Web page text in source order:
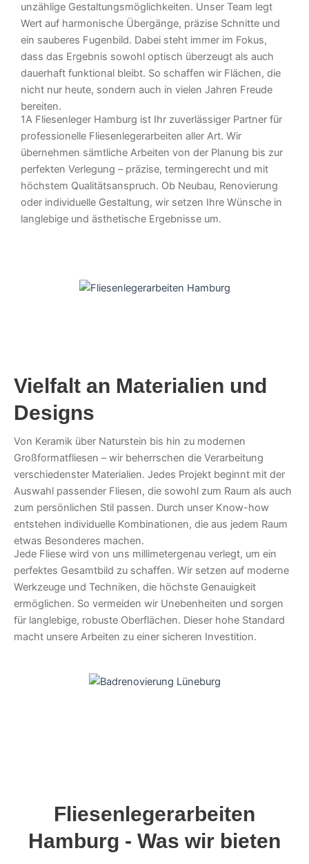
unzählige Gestaltungsmöglichkeiten. Unser Team legt
Wert auf harmonische Übergänge, präzise Schnitte und
ein sauberes Fugenbild. Dabei steht immer im Fokus,
dass das Ergebnis sowohl optisch überzeugt als auch
dauerhaft funktional bleibt. So schaffen wir Flächen, die
nicht nur heute, sondern auch in vielen Jahren Freude
bereiten.
1A Fliesenleger Hamburg ist Ihr zuverlässiger Partner für
professionelle Fliesenlegerarbeiten aller Art. Wir
übernehmen sämtliche Arbeiten von der Planung bis zur
perfekten Verlegung – präzise, termingerecht und mit
höchstem Qualitätsanspruch. Ob Neubau, Renovierung
oder individuelle Gestaltung, wir setzen Ihre Wünsche in
langlebige und ästhetische Ergebnisse um.
Vielfalt an Materialien und
Designs
Von Keramik über Naturstein bis hin zu modernen
Großformatfliesen – wir beherrschen die Verarbeitung
verschiedenster Materialien. Jedes Projekt beginnt mit der
Auswahl passender Fliesen, die sowohl zum Raum als auch
zum persönlichen Stil passen. Durch unser Know-how
entstehen individuelle Kombinationen, die aus jedem Raum
etwas Besonderes machen.
Jede Fliese wird von uns millimetergenau verlegt, um ein
perfektes Gesamtbild zu schaffen. Wir setzen auf moderne
Werkzeuge und Techniken, die höchste Genauigkeit
ermöglichen. So vermeiden wir Unebenheiten und sorgen
für langlebige, robuste Oberflächen. Dieser hohe Standard
macht unsere Arbeiten zu einer sicheren Investition.
Fliesenlegerarbeiten
Hamburg - Was wir bieten